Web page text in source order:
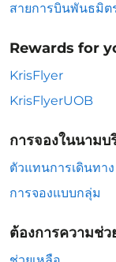
สายการบินพันธมิต
Rewards for
KrisFlyer
KrisFlyerUOB
การจองในนามบ
ตัวแทนการเดินทาง
การจองแบบกลุ่ม
ต้องการความช่ว